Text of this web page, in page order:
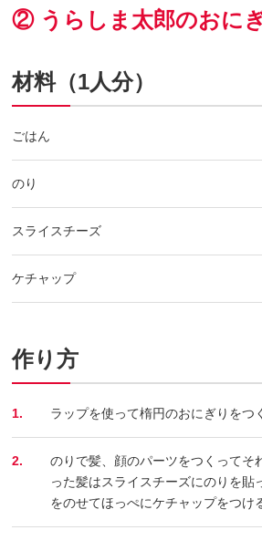
② うらしま太郎のおに
材料（1人分）
ごはん
のり
スライスチーズ
ケチャップ
作り方
1. ラップを使って楕円のおにぎりをつ
2.
のりで髪、顔のパーツをつくってそ
った髪はスライスチーズにのりを貼
をのせてほっぺにケチャップをつけ